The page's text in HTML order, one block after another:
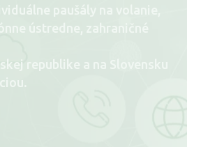
paušály na volanie,
ústredne, zahraničné
republike a na Slovensku